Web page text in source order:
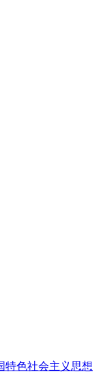
特色社会主义思想